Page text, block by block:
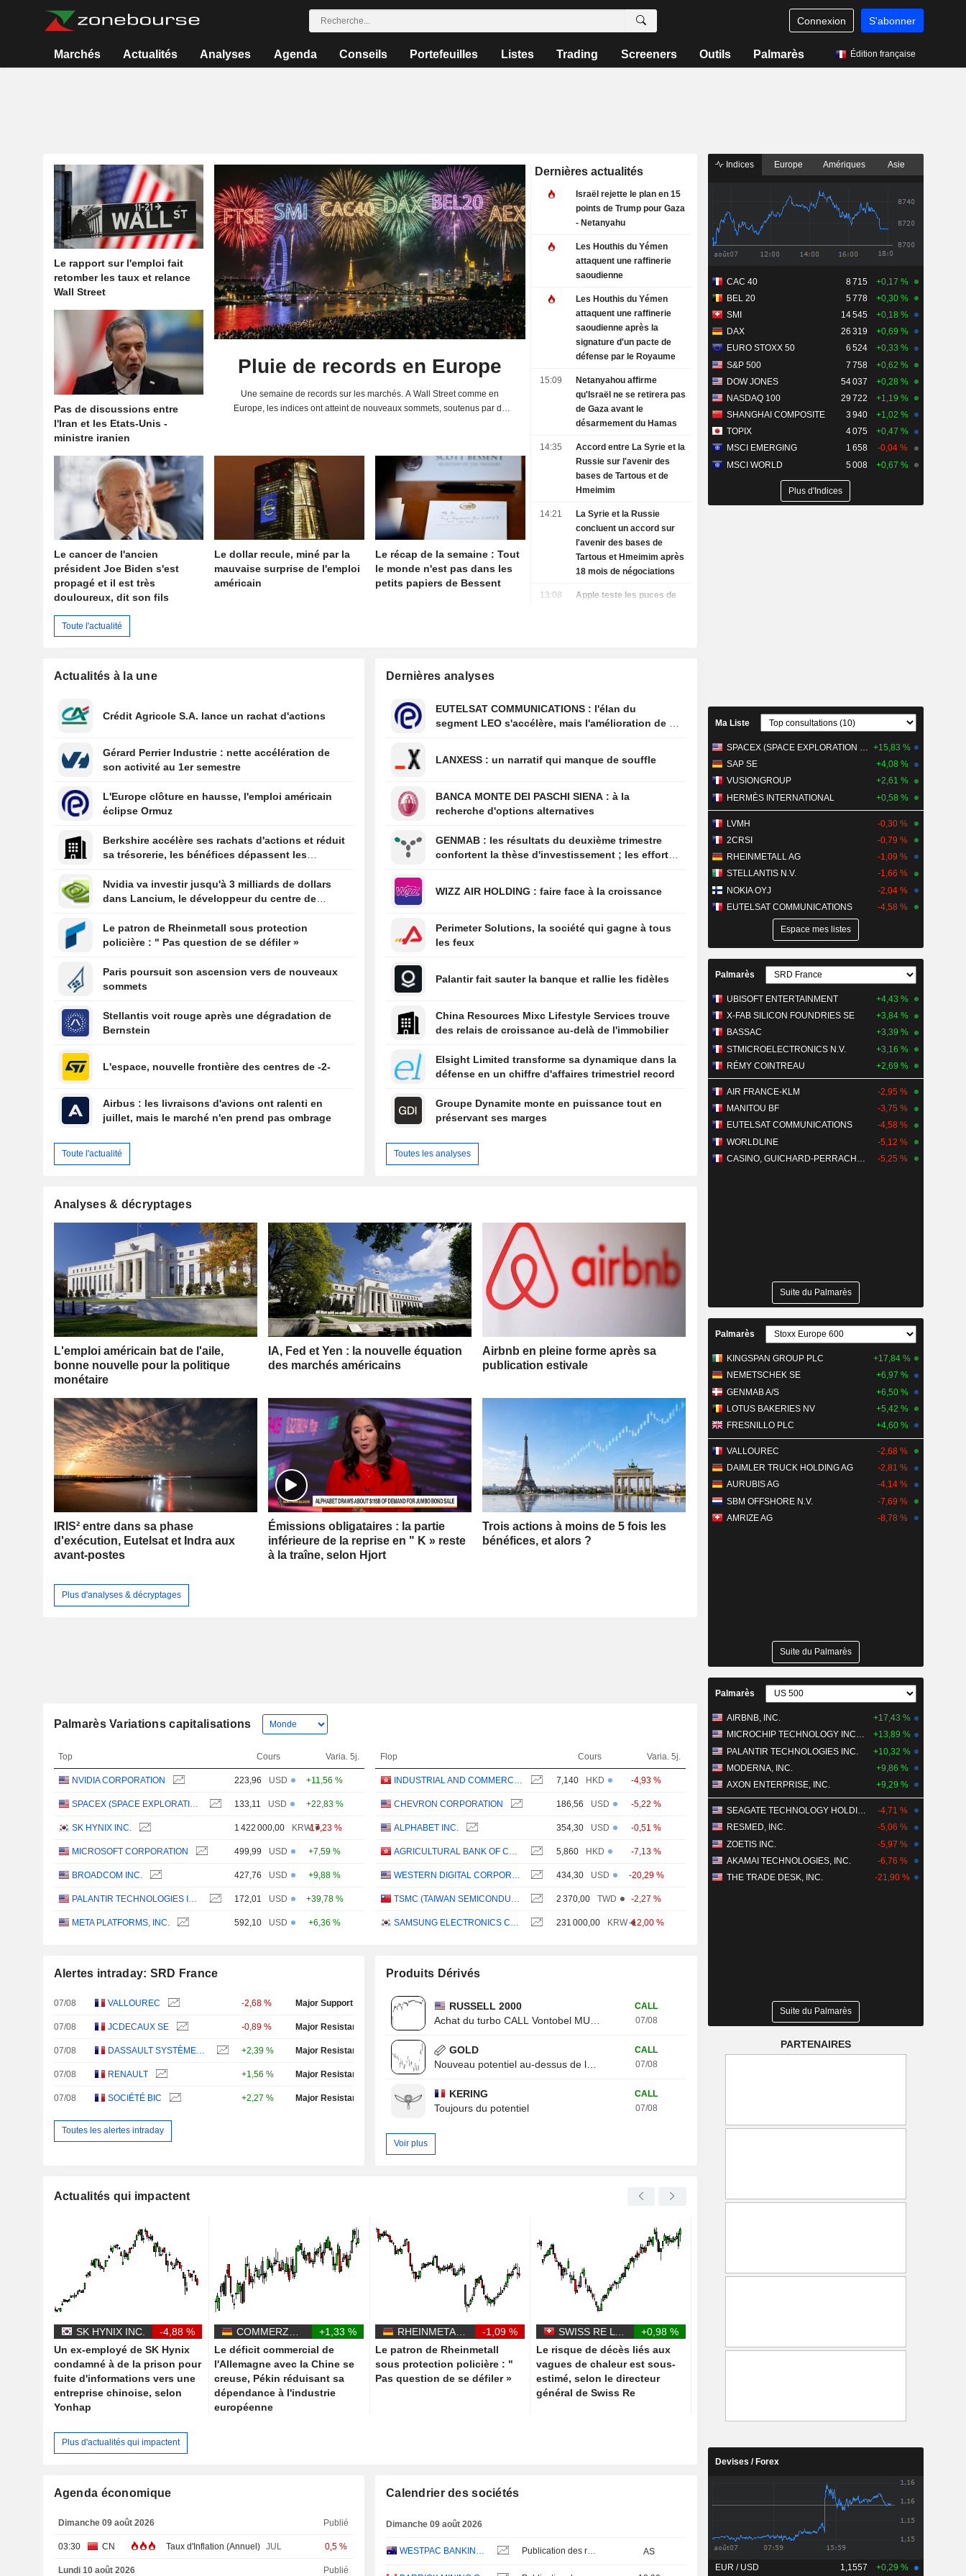
Connexion S'abonner
Marchés Actualités Analyses Agenda Conseils Portefeuilles Listes Trading Screeners Outils Palmarès Édition française
Le rapport sur l'emploi fait
retomber les taux et relance
Wall Street
Pas de discussions entre
l'Iran et les Etats-Unis -
ministre iranien
Pluie de records en Europe
Une semaine de records sur les marchés. A Wall Street comme en
Europe, les indices ont atteint de nouveaux sommets, soutenus par de
Le cancer de l'ancien
président Joe Biden s'est
propagé et il est très
douloureux, dit son fils
Le dollar recule, miné par la
mauvaise surprise de l'emploi
américain
Le récap de la semaine : Tout
le monde n'est pas dans les
petits papiers de Bessent
Dernières actualités
Israël rejette le plan en 15
points de Trump pour Gaza
- Netanyahu
Les Houthis du Yémen
attaquent une raffinerie
saoudienne
Les Houthis du Yémen
attaquent une raffinerie
saoudienne après la
signature d'un pacte de
défense par le Royaume
15:09
Netanyahou affirme
qu'Israël ne se retirera pas
de Gaza avant le
désarmement du Hamas
14:35
Accord entre La Syrie et la
Russie sur l'avenir des
bases de Tartous et de
Hmeimim
14:21
La Syrie et la Russie
concluent un accord sur
l'avenir des bases de
Tartous et Hmeimim après
18 mois de négociations
13:08
Apple teste les puces de
d'être à la tête d'un gang
criminel
personnes arrivant d'Italie
aux vagues de chaleur est
sous-estimé - DG de Swiss
Toute l'actualité
Actualités à la une
Crédit Agricole S.A. lance un rachat d'actions
Gérard Perrier Industrie : nette accélération de
son activité au 1er semestre
L'Europe clôture en hausse, l'emploi américain
éclipse Ormuz
Berkshire accélère ses rachats d'actions et réduit
sa trésorerie, les bénéfices dépassent les
Nvidia va investir jusqu'à 3 milliards de dollars
dans Lancium, le développeur du centre de
Le patron de Rheinmetall sous protection
policière : " Pas question de se défiler »
Paris poursuit son ascension vers de nouveaux
sommets
Stellantis voit rouge après une dégradation de
Bernstein
L'espace, nouvelle frontière des centres de -2-
Airbus : les livraisons d'avions ont ralenti en
juillet, mais le marché n'en prend pas ombrage
Toute l'actualité
Dernières analyses
EUTELSAT COMMUNICATIONS : l'élan du
segment LEO s'accélère, mais l'amélioration de la
LANXESS : un narratif qui manque de souffle
BANCA MONTE DEI PASCHI SIENA : à la
recherche d'options alternatives
GENMAB : les résultats du deuxième trimestre
confortent la thèse d'investissement ; les efforts
WIZZ AIR HOLDING : faire face à la croissance
Perimeter Solutions, la société qui gagne à tous
les feux
Palantir fait sauter la banque et rallie les fidèles
China Resources Mixc Lifestyle Services trouve
des relais de croissance au-delà de l'immobilier
Elsight Limited transforme sa dynamique dans la
défense en un chiffre d'affaires trimestriel record
Groupe Dynamite monte en puissance tout en
préservant ses marges
Toutes les analyses
Analyses & décryptages
L'emploi américain bat de l'aile,
bonne nouvelle pour la politique
monétaire
IA, Fed et Yen : la nouvelle équation
des marchés américains
Airbnb en pleine forme après sa
publication estivale
IRIS² entre dans sa phase
d'exécution, Eutelsat et Indra aux
avant-postes
Émissions obligataires : la partie
inférieure de la reprise en " K » reste
à la traîne, selon Hjort
Trois actions à moins de 5 fois les
bénéfices, et alors ?
Plus d'analyses & décryptages
Palmarès Variations capitalisations
Top Cours Varia. 5j.
NVIDIA CORPORATION 223,96 USD +11,56 %
133,11 USD +22,83 %
SK HYNIX INC. 1 422 000,00 KRW-17,23 %
MICROSOFT CORPORATION 499,99 USD +7,59 %
BROADCOM INC. 427,76 USD +9,88 %
172,01 USD +39,78 %
META PLATFORMS, INC. 592,10 USD +6,36 %
Flop Cours Varia. 5j.
7,140 HKD -4,93 %
CHEVRON CORPORATION 186,56 USD -5,22 %
ALPHABET INC. 354,30 USD -0,51 %
5,860 HKD -7,13 %
434,30 USD -20,29 %
2 370,00 TWD -2,27 %
231 000,00 KRW-12,00 %
Alertes intraday: SRD France
07/08 VALLOUREC -2,68 % Major Support Test
07/08 JCDECAUX SE -0,89 % Major Resistance Test
07/08 +2,39 % Major Resistance Test
07/08 RENAULT +1,56 % Major Resistance Test
07/08 SOCIÉTÉ BIC +2,27 % Major Resistance Test
Toutes les alertes intraday
Produits Dérivés
RUSSELL 2000
Achat du turbo CALL Vontobel MU13V
CALL
07/08
GOLD
Nouveau potentiel au-dessus de la résistance
CALL
07/08
KERING
Toujours du potentiel
CALL
07/08
Voir plus
Actualités qui impactent
SK HYNIX INC.
-4,88 %
Un ex-employé de SK Hynix
condamné à de la prison pour
fuite d'informations vers une
entreprise chinoise, selon
Yonhap
+1,33 %
Le déficit commercial de
l'Allemagne avec la Chine se
creuse, Pékin réduisant sa
dépendance à l'industrie
européenne
-1,09 %
Le patron de Rheinmetall
sous protection policière : "
Pas question de se défiler »
+0,98 %
Le risque de décès liés aux
vagues de chaleur est sous-
estimé, selon le directeur
général de Swiss Re
Atlanta
Plus d'actualités qui impactent
Agenda économique
Dimanche 09 août 2026 Publié
03:30 CN Taux d'Inflation (Annuel) JUL 0,5 %
Lundi 10 août 2026 Publié
Calendrier des sociétés
Dimanche 09 août 2026
WESTPAC BANKING CORPORATION Publication des résultats - Q3 2026 AS
Indices Europe Amériques Asie
CAC 40 8 715
+0,17 %
BEL 20
5 778
+0,30 %
SMI
14 545
+0,18 %
DAX
26 319
+0,69 %
EURO STOXX 50
6 524
+0,33 %
S&P 500
7 758
+0,62 %
DOW JONES
54 037
+0,28 %
NASDAQ 100
29 722
+1,19 %
SHANGHAI COMPOSITE
3 940
+1,02 %
TOPIX
4 075
+0,47 %
MSCI EMERGING
1 658
-0,04 %
MSCI WORLD
5 008 +0,67 %
Plus d'Indices
Ma Liste
SPACEX (SPACE EXPLORATION TECHNOLOGIES) +15,83 %
SAP SE
+4,08 %
VUSIONGROUP
+2,61 %
HERMÈS INTERNATIONAL
+0,58 %
LVMH
-0,30 %
2CRSI
-0,79 %
RHEINMETALL AG
-1,09 %
STELLANTIS N.V.
-1,66 %
NOKIA OYJ
-2,04 %
EUTELSAT COMMUNICATIONS
-4,58 %
Espace mes listes
Palmarès
UBISOFT ENTERTAINMENT
+4,43 %
X-FAB SILICON FOUNDRIES SE
+3,84 %
BASSAC
+3,39 %
STMICROELECTRONICS N.V.
+3,16 %
RÉMY COINTREAU
+2,69 %
AIR FRANCE-KLM
-2,95 %
MANITOU BF
-3,75 %
EUTELSAT COMMUNICATIONS
-4,58 %
WORLDLINE
-5,12 %
-5,25 %
Suite du Palmarès
Palmarès
KINGSPAN GROUP PLC
+17,84 %
NEMETSCHEK SE
+6,97 %
GENMAB A/S
+6,50 %
LOTUS BAKERIES NV
+5,42 %
FRESNILLO PLC
+4,60 %
VALLOUREC
-2,68 %
DAIMLER TRUCK HOLDING AG
-2,81 %
AURUBIS AG
-4,14 %
SBM OFFSHORE N.V.
-7,69 %
AMRIZE AG
-8,78 %
Suite du Palmarès
Palmarès
AIRBNB, INC.
+17,43 %
MICROCHIP TECHNOLOGY INCORPORATED
+13,89 %
PALANTIR TECHNOLOGIES INC.
+10,32 %
MODERNA, INC.
+9,86 %
AXON ENTERPRISE, INC.
+9,29 %
SEAGATE TECHNOLOGY HOLDINGS PLC
-4,71 %
RESMED, INC.
-5,06 %
ZOETIS INC.
-5,97 %
AKAMAI TECHNOLOGIES, INC.
-6,76 %
THE TRADE DESK, INC.
-21,90 %
Suite du Palmarès
PARTENAIRES
Devises / Forex
EUR / USD 1,1557 +0,29 %